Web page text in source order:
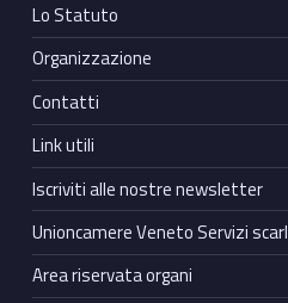
Lo Statuto
Organizzazione
Contatti
Link utili
Iscriviti alle nostre newsletter
Unioncamere Veneto Servizi scarl
Area riservata organi